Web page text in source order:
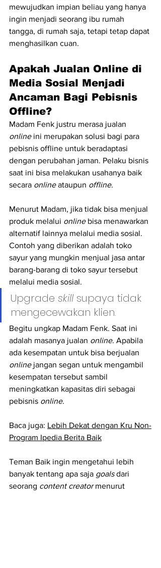
mewujudkan impian beliau yang hanya
ingin menjadi seorang ibu rumah
tangga, di rumah saja, tetapi tetap dapat
menghasilkan cuan.
Apakah Jualan Online di
Media Sosial Menjadi
Ancaman Bagi Pebisnis
Offline?
Madam Fenk justru merasa jualan
online ini merupakan solusi bagi para
pebisnis offline untuk beradaptasi
dengan perubahan jaman. Pelaku bisnis
saat ini bisa melakukan usahanya baik
secara online ataupun offline.
Menurut Madam, jika tidak bisa menjual
produk melalui online bisa menawarkan
alternatif lainnya melalui media sosial.
Contoh yang diberikan adalah toko
sayur yang mungkin menjual jasa antar
barang-barang di toko sayur tersebut
melalui media sosial.
Upgrade skill supaya tidak
mengecewakan klien.
Begitu ungkap Madam Fenk. Saat ini
adalah masanya jualan online. Apabila
ada kesempatan untuk bisa berjualan
online jangan segan untuk mengambil
kesempatan tersebut sambil
meningkatkan kapasitas diri sebagai
pebisnis online.
Baca juga: Lebih Dekat dengan Kru Non-
Program Ipedia Berita Baik
Teman Baik ingin mengetahui lebih
banyak tentang apa saja goals dari
seorang content creator menurut